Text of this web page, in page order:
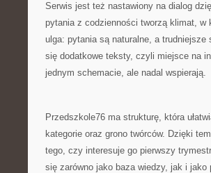
Serwis jest też nastawiony na dialog
pytania z codzienności tworzą klimat,
ulga: pytania są naturalne, a
się dodatkowe teksty, czyli miejsce na
jednym schemacie, ale nadal wspierają.
Przedszkole76 ma strukturę, która
kategorie oraz grono twórców. Dzięki
tego, czy interesuje go pierwszy
się zarówno jako baza wiedzy, jak i